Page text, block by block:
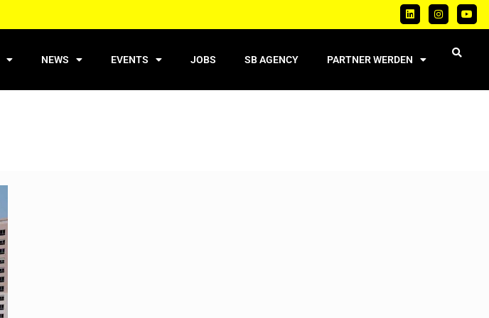
NEWS EVENTS JOBS SB AGENCY PARTNER WERDEN